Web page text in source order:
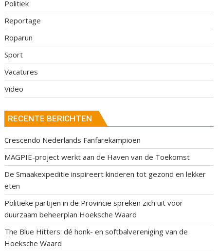
Politiek
Reportage
Roparun
Sport
Vacatures
Video
RECENTE BERICHTEN
Crescendo Nederlands Fanfarekampioen
MAGPIE-project werkt aan de Haven van de Toekomst
De Smaakexpeditie inspireert kinderen tot gezond en lekker
eten
Politieke partijen in de Provincie spreken zich uit voor
duurzaam beheerplan Hoeksche Waard
The Blue Hitters: dé honk- en softbalvereniging van de
Hoeksche Waard